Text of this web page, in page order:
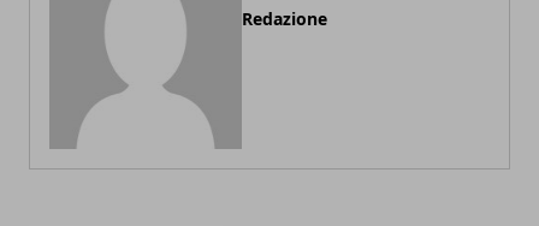
Redazione